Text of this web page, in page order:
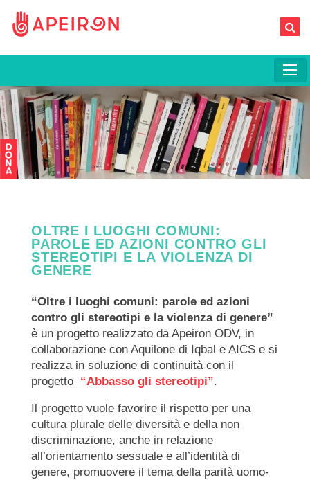
OLTRE I LUOGHI COMUNI:
PAROLE ED AZIONI CONTRO GLI
STEREOTIPI E LA VIOLENZA DI
GENERE
“Oltre i luoghi comuni: parole ed azioni
contro gli stereotipi e la violenza di genere”
è un progetto realizzato da Apeiron ODV, in
collaborazione con Aquilone di Iqbal e AICS e si
realizza in soluzione di continuità con il
progetto “Abbasso gli stereotipi”.
Il progetto vuole favorire il rispetto per una
cultura plurale delle diversità e della non
discriminazione, anche in relazione
all’orientamento sessuale e all’identità di
genere, promuovere il tema della parità uomo-